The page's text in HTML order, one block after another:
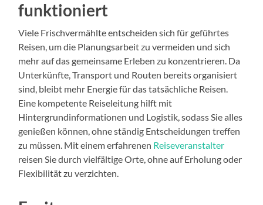
funktioniert
Viele Frischvermählte entscheiden sich für geführtes
Reisen, um die Planungsarbeit zu vermeiden und sich
mehr auf das gemeinsame Erleben zu konzentrieren. Da
Unterkünfte, Transport und Routen bereits organisiert
sind, bleibt mehr Energie für das tatsächliche Reisen.
Eine kompetente Reiseleitung hilft mit
Hintergrundinformationen und Logistik, sodass Sie alles
genießen können, ohne ständig Entscheidungen treffen
zu müssen. Mit einem erfahrenen Reiseveranstalter
reisen Sie durch vielfältige Orte, ohne auf Erholung oder
Flexibilität zu verzichten.